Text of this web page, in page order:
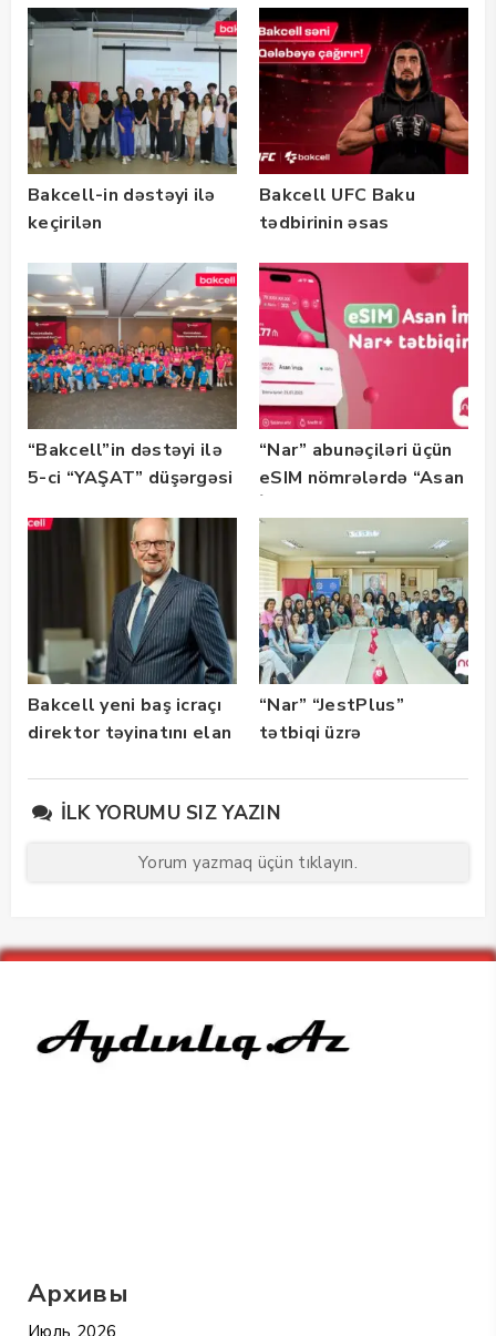
təlimləri təşkil edib
keçirilib — Fotolar
Bakcell-in dəstəyi ilə
keçirilən
Bootcamp” başladı
Bakcell UFC Baku
tədbirinin əsas
“Bakcell”in dəstəyi ilə
5-ci “YAŞAT” düşərgəsi
“Nar” abunəçiləri üçün
eSIM nömrələrdə “Asan
istifadəyə verildi
Bakcell yeni baş icraçı
direktor təyinatını elan
“Nar” “JestPlus”
tətbiqi üzrə
keçirdi
İLK YORUMU SIZ YAZIN
Yorum yazmaq üçün tıklayın.
Архивы
Июль 2026